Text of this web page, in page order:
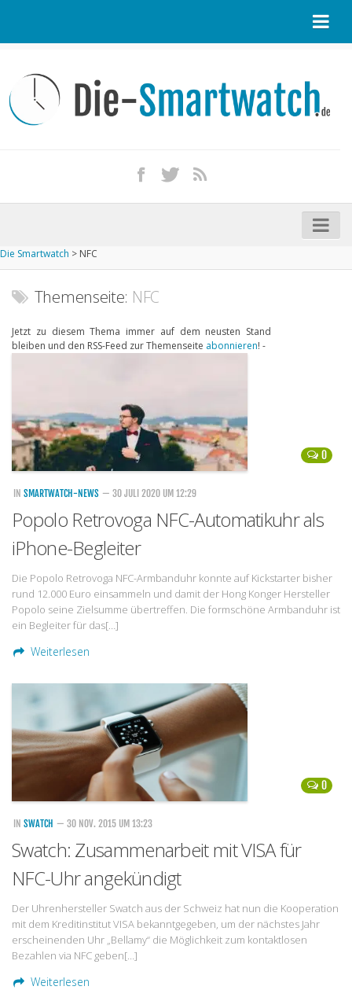
Kontakt / Tipp geben
Impressum
iPhone kaufen
Startseite
Aktuelle Smartwatches im Test
Marken und Modelle
BASE
Smartphonetarife
Datentarife
o2
Smartphonetarife
Prepaid-Tarife
Flatrate-Prepaidtarife
Mobilfunk-Vergleichsrechner
Mobilfunk-Tarifrechner
Die Smartwatch > NFC
Themenseite: NFC
Jetzt zu diesem Thema immer auf dem neusten Stand
bleiben und den RSS-Feed zur Themenseite abonnieren! -
0
IN SMARTWATCH-NEWS — 30 JULI 2020 UM 12:29
Popolo Retrovoga NFC-Automatikuhr als
iPhone-Begleiter
Die Popolo Retrovoga NFC-Armbanduhr konnte auf Kickstarter bisher
rund 12.000 Euro einsammeln und damit der Hong Konger Hersteller
Popolo seine Zielsumme übertreffen. Die formschöne Armbanduhr ist
ein Begleiter für das[…]
Weiterlesen
0
IN SWATCH — 30 NOV. 2015 UM 13:23
Swatch: Zusammenarbeit mit VISA für
NFC-Uhr angekündigt
Der Uhrenhersteller Swatch aus der Schweiz hat nun die Kooperation
mit dem Kreditinstitut VISA bekanntgegeben, um der nächstes Jahr
erscheinenden Uhr „Bellamy“ die Möglichkeit zum kontaktlosen
Bezahlen via NFC geben[…]
Weiterlesen